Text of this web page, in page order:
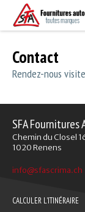
Contact
Rendez-nous
SFA Fournitures
Chemin du Closel
1020Renens
info@sfascrima.ch
CALCULER L'ITINÉRAIRE